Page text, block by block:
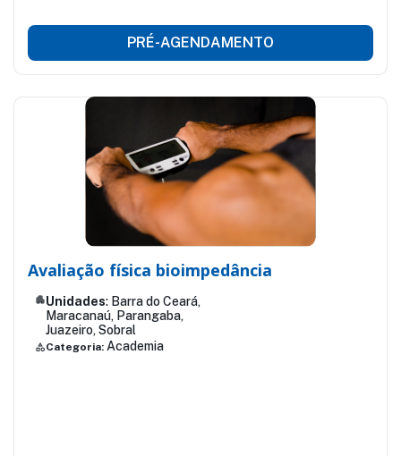
PRÉ-AGENDAMENTO
Avaliação física bioimpedância
apartmentUnidades: Barra do Ceará,
Maracanaú, Parangaba,
Juazeiro, Sobral
categoryCategoria: Academia